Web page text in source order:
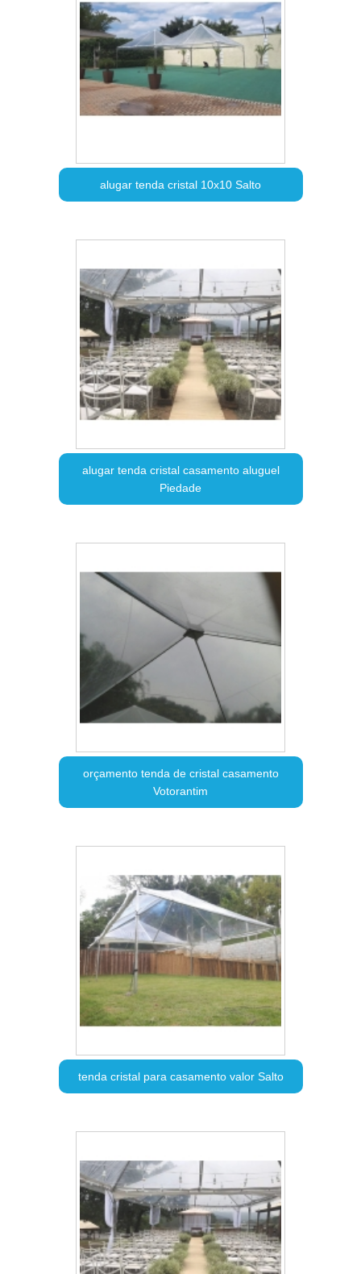
alugar tenda cristal 10x10 Salto
alugar tenda cristal casamento aluguel
Piedade
orçamento tenda de cristal casamento
Votorantim
tenda cristal para casamento valor Salto